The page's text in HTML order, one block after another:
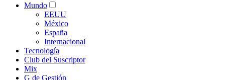
Mundo
EEUU
México
España
Internacional
Tecnología
Club del Suscriptor
Mix
G de Gestión